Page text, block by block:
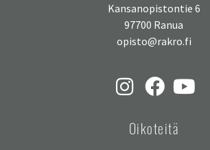
Kansanopistontie 6
97700 Ranua
opisto@rakro.fi
Oikoteitä